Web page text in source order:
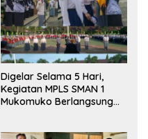
Digelar Selama 5 Hari,
Kegiatan MPLS SMAN 1
Mukomuko Berlangsung